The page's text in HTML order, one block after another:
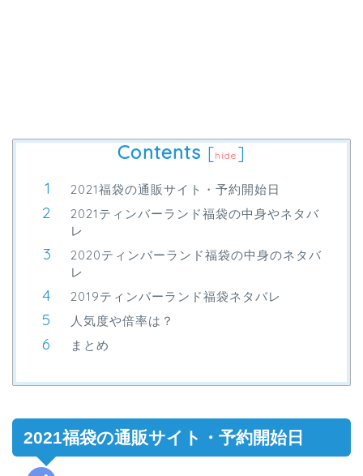
Contents [hide ]
2021福袋の通販サイト・予約開始日
2021ティンバーランド福袋の中身やネタバ
レ
2020ティンバーランド福袋の中身のネタバ
レ
2019ティンバーランド福袋ネタバレ
人気度や倍率は？
まとめ
2021福袋の通販サイト・予約開始日